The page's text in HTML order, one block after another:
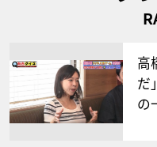
高
だ
の